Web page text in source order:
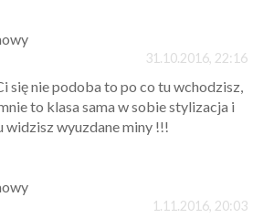
31.10.2016, 22:16
się nie podoba to po co tu wchodzisz,
to klasa sama w sobie stylizacja i
widzisz wyuzdane miny !!!
1.11.2016, 20:03